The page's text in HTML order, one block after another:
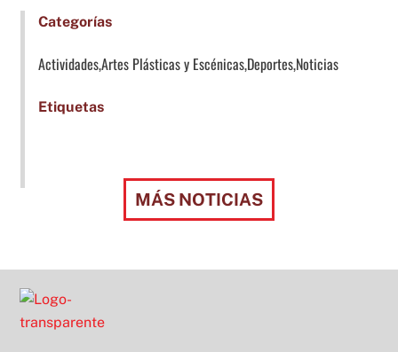
Categorías
Actividades,Artes Plásticas y Escénicas,Deportes,Noticias
Etiquetas
MÁS NOTICIAS